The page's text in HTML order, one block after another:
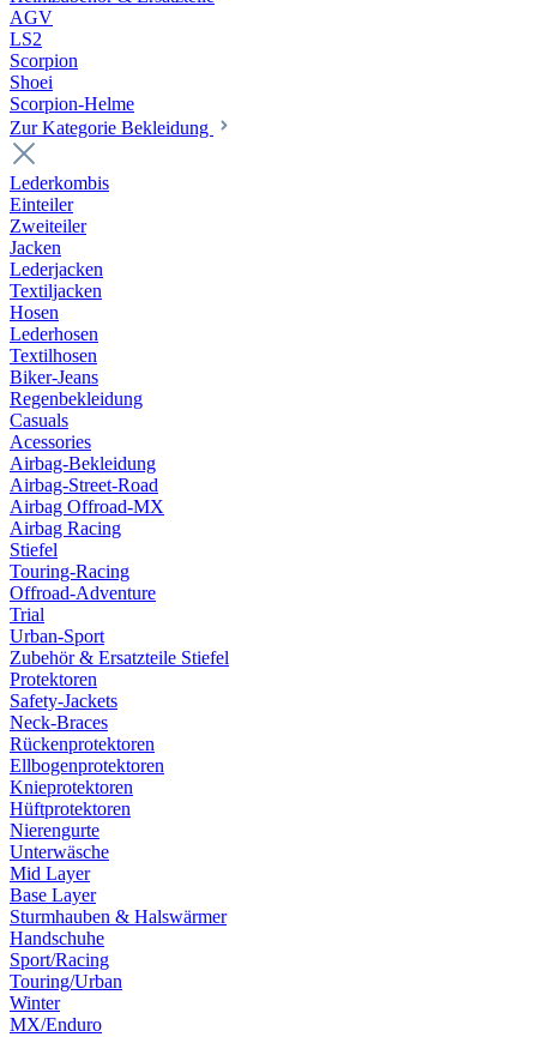
AGV
LS2
Scorpion
Shoei
Scorpion-Helme
Zur Kategorie Bekleidung
Lederkombis
Einteiler
Zweiteiler
Jacken
Lederjacken
Textiljacken
Hosen
Lederhosen
Textilhosen
Biker-Jeans
Regenbekleidung
Casuals
Acessories
Airbag-Bekleidung
Airbag-Street-Road
Airbag Offroad-MX
Airbag Racing
Stiefel
Touring-Racing
Offroad-Adventure
Trial
Urban-Sport
Zubehör & Ersatzteile Stiefel
Protektoren
Safety-Jackets
Neck-Braces
Rückenprotektoren
Ellbogenprotektoren
Knieprotektoren
Hüftprotektoren
Nierengurte
Unterwäsche
Mid Layer
Base Layer
Sturmhauben & Halswärmer
Handschuhe
Sport/Racing
Touring/Urban
Winter
MX/Enduro